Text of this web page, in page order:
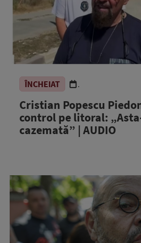
ÎNCHEIAT .
Cristian Popescu
control pe litoral:
cazemată” | AUDIO